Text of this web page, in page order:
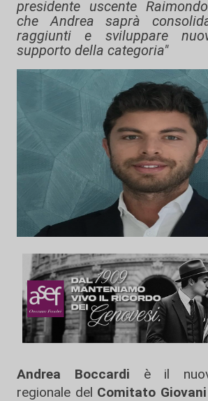
presidente uscente
che Andrea saprà
raggiunti e sviluppare
supporto della categoria"
Andrea Boccardi è il
regionale del Comitato